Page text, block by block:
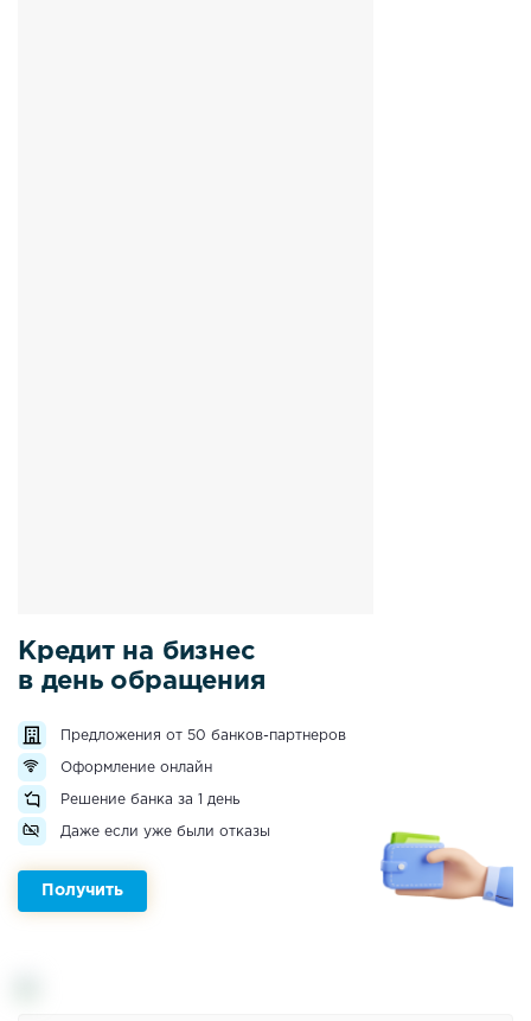
Кредит на бизнес
в день обращения
Предложения от 50 банков-партнеров
Оформление онлайн
Решение банка за 1 день
Даже если уже были отказы
Получить